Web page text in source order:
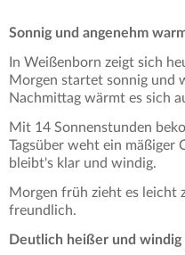
Sonnig und angenehm
In Weißenborn zeigt sich
Morgen startet sonnig und
Nachmittag wärmt es sich
Mit 14 Sonnenstunden
Tagsüber weht ein mäßiger
bleibt's klar und windig.
Morgen früh zieht es leicht
freundlich.
Deutlich heißer und windig